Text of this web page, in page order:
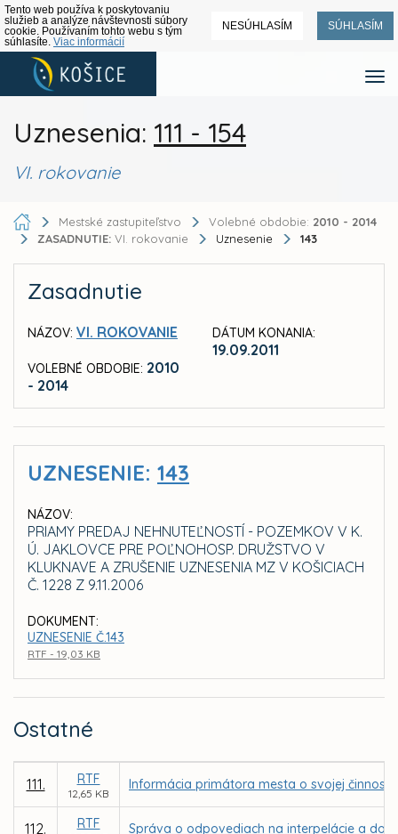
Tento web používa k poskytovaniu
služieb a analýze návštevnosti súbory
cookie. Používaním tohto webu s tým
súhlasíte. Viac informácií
NESÚHLASÍM SÚHLASÍM
Uznesenia: 111 - 154
VI. rokovanie
Mestské zastupiteľstvo Volebné obdobie: 2010 - 2014
ZASADNUTIE: VI. rokovanie Uznesenie 143
Zasadnutie
NÁZOV: VI. ROKOVANIE
VOLEBNÉ OBDOBIE: 2010
- 2014
DÁTUM KONANIA:
19.09.2011
UZNESENIE: 143
NÁZOV:
PRIAMY PREDAJ NEHNUTEĽNOSTÍ - POZEMKOV V K.
Ú. JAKLOVCE PRE POĽNOHOSP. DRUŽSTVO V
KLUKNAVE A ZRUŠENIE UZNESENIA MZ V KOŠICIACH
Č. 1228 Z 9.11.2006
DOKUMENT:
UZNESENIE Č.143
RTF - 19,03 KB
Ostatné
111. RTF
12,65 KB
Informácia primátora mesta o svojej činnosti
112. RTF Správa o odpovediach na interpelácie a